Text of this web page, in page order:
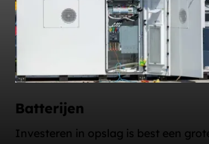
Batterijen
Investeren in opslag is best een